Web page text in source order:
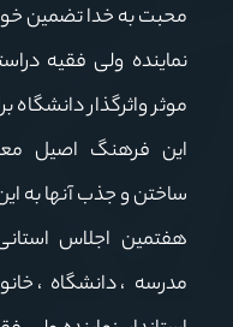
محبت به خدا تضمین
نماینده ولی فقیه
موثر واثرگذار
این فرهنگ اصیل
ساختن و جذب آنها به
هفتمین اجلاس
مدرسه، دانشگاه،